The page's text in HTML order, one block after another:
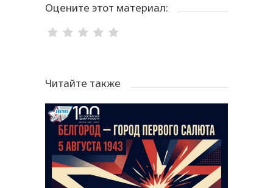
Оцените этот материал:
Читайте также